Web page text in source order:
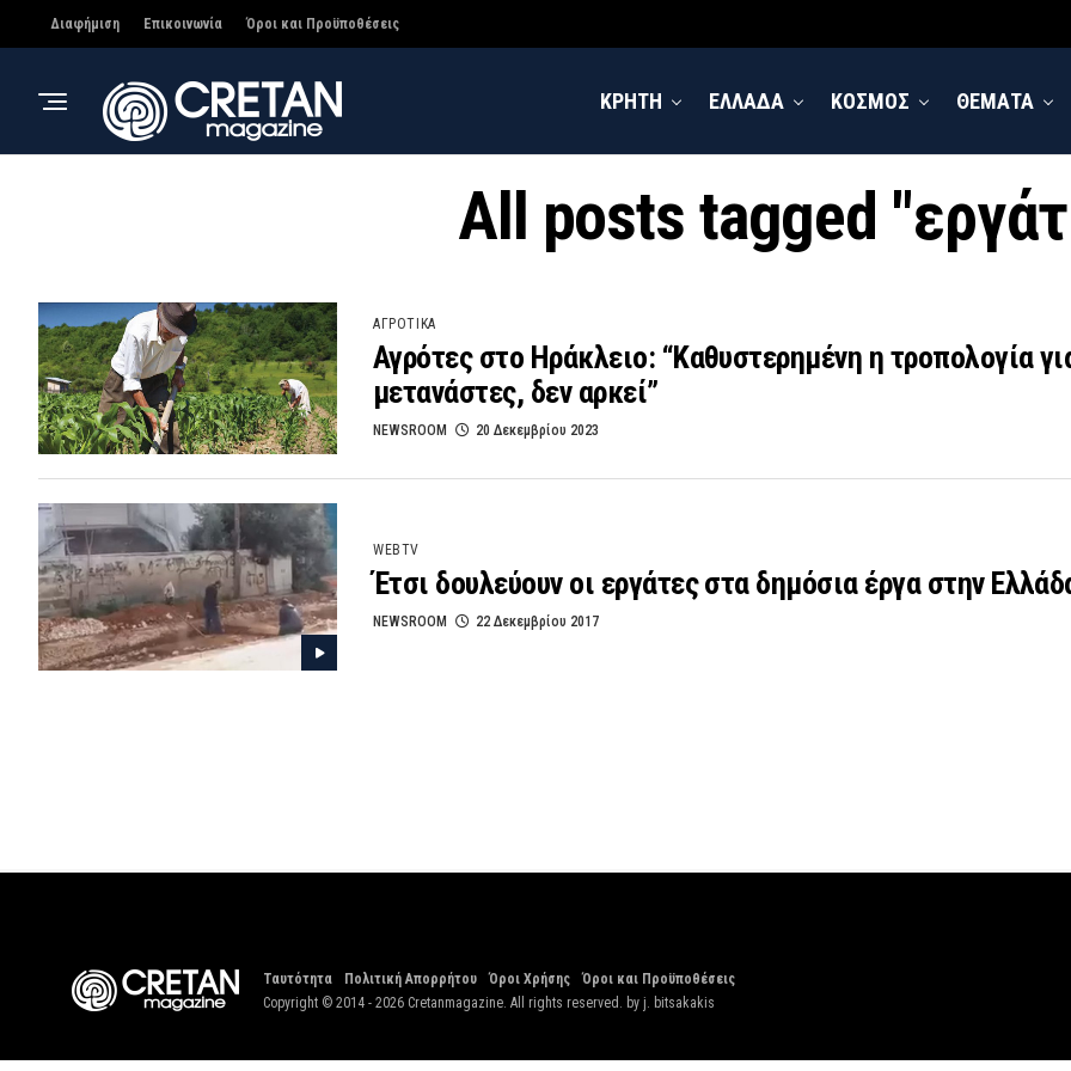
Διαφήμιση Επικοινωνία Όροι και Προϋποθέσεις
ΚΡΗΤΗ ΕΛΛΑΔΑ ΚΟΣΜΟΣ ΘΕΜΑΤΑ
All posts tagged
ΑΓΡΟΤΙΚΑ
Αγρότες στο Ηράκλειο: “Καθυστερημένη η τροπολογία
μετανάστες, δεν αρκεί”
NEWSROOM 20 Δεκεμβρίου 2023
WEBTV
Έτσι δουλεύουν οι εργάτες στα δημόσια έργα στην
NEWSROOM 22 Δεκεμβρίου 2017
Ταυτότητα Πολιτική Απορρήτου Όροι Χρήσης
Όροι και Προϋποθέσεις
Copyright © 2014 - 2026 Cretanmagazine. All rights reserved. by j. bitsakakis